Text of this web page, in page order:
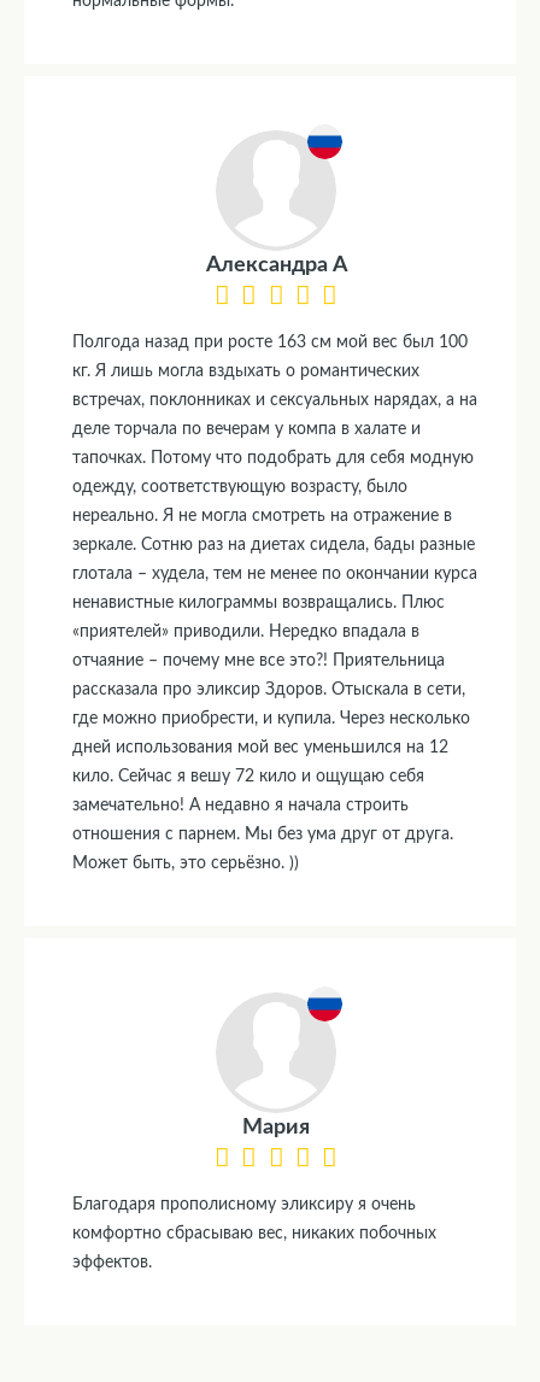
Александра А
Полгода назад при росте 163 см мой вес был 100
кг. Я лишь могла вздыхать о романтических
встречах, поклонниках и сексуальных нарядах, а на
деле торчала по вечерам у компа в халате и
тапочках. Потому что подобрать для себя модную
одежду, соответствующую возрасту, было
нереально. Я не могла смотреть на отражение в
зеркале. Сотню раз на диетах сидела, бады разные
глотала – худела, тем не менее по окончании курса
ненавистные килограммы возвращались. Плюс
«приятелей» приводили. Нередко впадала в
отчаяние – почему мне все это?! Приятельница
рассказала про эликсир Здоров. Отыскала в сети,
где можно приобрести, и купила. Через несколько
дней использования мой вес уменьшился на 12
кило. Сейчас я вешу 72 кило и ощущаю себя
замечательно! А недавно я начала строить
отношения с парнем. Мы без ума друг от друга.
Может быть, это серьёзно. ))
Мария
Благодаря прополисному эликсиру я очень
комфортно сбрасываю вес, никаких побочных
эффектов.